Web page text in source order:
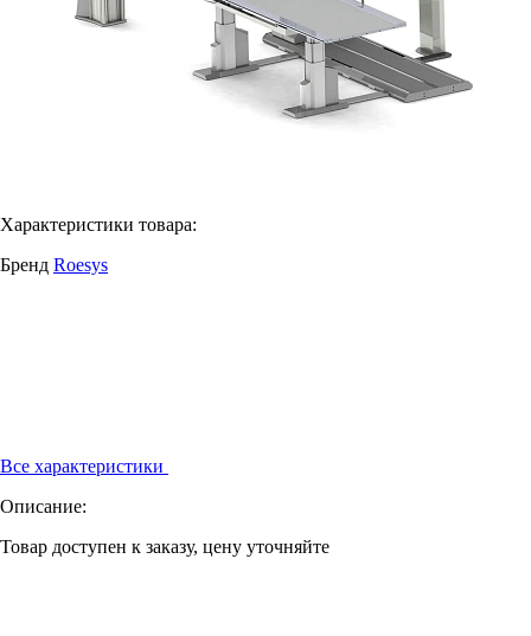
Характеристики товара:
Бренд Roesys
Все характеристики
Описание:
Товар доступен к заказу, цену уточняйте